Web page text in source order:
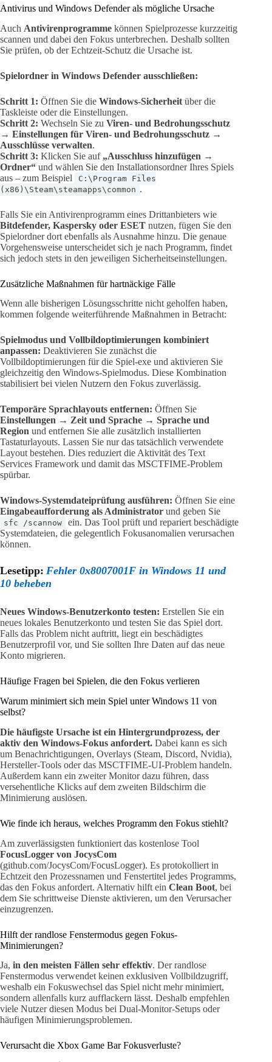
Antivirus und Windows Defender als mögliche Ursache
Auch Antivirenprogramme können Spielprozesse kurzzeitig
scannen und dabei den Fokus unterbrechen. Deshalb sollten
Sie prüfen, ob der Echtzeit-Schutz die Ursache ist.
Spielordner in Windows Defender ausschließen:
Schritt 1: Öffnen Sie die Windows-Sicherheit über die
Taskleiste oder die Einstellungen.
Schritt 2: Wechseln Sie zu Viren- und Bedrohungsschutz
→ Einstellungen für Viren- und Bedrohungsschutz →
Ausschlüsse verwalten.
Schritt 3: Klicken Sie auf „Ausschluss hinzufügen →
Ordner“ und wählen Sie den Installationsordner Ihres Spiels
aus – zum Beispiel
C:\Program Files
(x86)\Steam\steamapps\common .
Falls Sie ein Antivirenprogramm eines Drittanbieters wie
Bitdefender, Kaspersky oder ESET nutzen, fügen Sie den
Spielordner dort ebenfalls als Ausnahme hinzu. Die genaue
Vorgehensweise unterscheidet sich je nach Programm, findet
sich jedoch stets in den jeweiligen Sicherheitseinstellungen.
Zusätzliche Maßnahmen für hartnäckige Fälle
Wenn alle bisherigen Lösungsschritte nicht geholfen haben,
kommen folgende weiterführende Maßnahmen in Betracht:
Spielmodus und Vollbildoptimierungen kombiniert
anpassen: Deaktivieren Sie zunächst die
Vollbildoptimierungen für die Spiel-exe und aktivieren Sie
gleichzeitig den Windows-Spielmodus. Diese Kombination
stabilisiert bei vielen Nutzern den Fokus zuverlässig.
Temporäre Sprachlayouts entfernen: Öffnen Sie
Einstellungen → Zeit und Sprache → Sprache und
Region und entfernen Sie alle zusätzlich installierten
Tastaturlayouts. Lassen Sie nur das tatsächlich verwendete
Layout bestehen. Dies reduziert die Aktivität des Text
Services Framework und damit das MSCTFIME-Problem
spürbar.
Windows-Systemdateiprüfung ausführen: Öffnen Sie eine
Eingabeaufforderung als Administrator und geben Sie
sfc /scannow
ein. Das Tool prüft und repariert beschädigte
Systemdateien, die gelegentlich Fokusanomalien verursachen
können.
Lesetipp: Fehler 0x8007001F in Windows 11 und
10 beheben
Neues Windows-Benutzerkonto testen: Erstellen Sie ein
neues lokales Benutzerkonto und testen Sie das Spiel dort.
Falls das Problem nicht auftritt, liegt ein beschädigtes
Benutzerprofil vor, und Sie sollten Ihre Daten auf das neue
Konto migrieren.
Häufige Fragen bei Spielen, die den Fokus verlieren
Warum minimiert sich mein Spiel unter Windows 11 von
selbst?
Die häufigste Ursache ist ein Hintergrundprozess, der
aktiv den Windows-Fokus anfordert. Dabei kann es sich
um Benachrichtigungen, Overlays (Steam, Discord, Nvidia),
Hersteller-Tools oder das MSCTFIME-UI-Problem handeln.
Außerdem kann ein zweiter Monitor dazu führen, dass
versehentliche Klicks auf dem zweiten Bildschirm die
Minimierung auslösen.
Wie finde ich heraus, welches Programm den Fokus stiehlt?
Am zuverlässigsten funktioniert das kostenlose Tool
FocusLogger von JocysCom
(github.com/JocysCom/FocusLogger). Es protokolliert in
Echtzeit den Prozessnamen und Fenstertitel jedes Programms,
das den Fokus anfordert. Alternativ hilft ein Clean Boot, bei
dem Sie schrittweise Dienste aktivieren, um den Verursacher
einzugrenzen.
Hilft der randlose Fenstermodus gegen Fokus-
Minimierungen?
Ja, in den meisten Fällen sehr effektiv. Der randlose
Fenstermodus verwendet keinen exklusiven Vollbildzugriff,
weshalb ein Fokuswechsel das Spiel nicht mehr minimiert,
sondern allenfalls kurz aufflackern lässt. Deshalb empfehlen
viele Nutzer diesen Modus bei Dual-Monitor-Setups oder
häufigen Minimierungsproblemen.
Verursacht die Xbox Game Bar Fokusverluste?